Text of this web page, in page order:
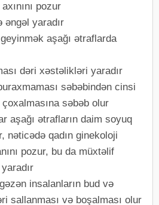
pozur
əngəl yaradır
aşağı ətraflarda
dəri xəstəlikləri yaradır
səbəbindən cinsi
səbəb olur
aşağı ətrafların daim soyuq
nəticədə qadın ginekoloji
pozur, bu da müxtəlif
insalanların bud və
sallanması və boşalması olur